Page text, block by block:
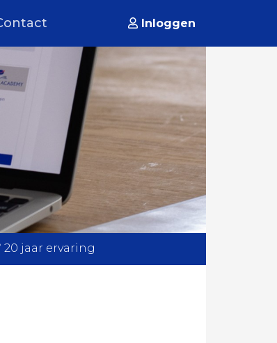
Inloggen
jaar ervaring